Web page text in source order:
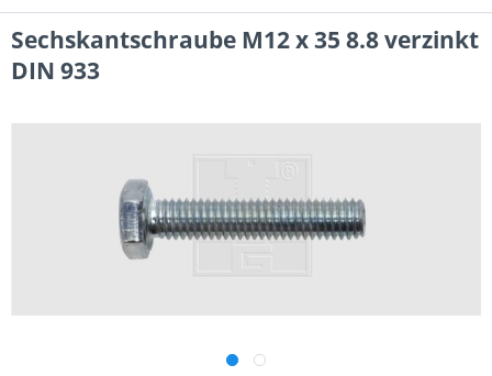
Sechskantschraube M12 x 35 8.8 verzinkt
DIN 933